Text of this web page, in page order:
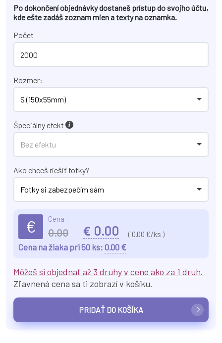
Po dokončení objednávky dostaneš prístup do svojho účtu,
kde ešte zadáš zoznam mien a texty naoznamka.
Počet
Rozmer:
S (150x55mm)
Špeciálny efekt
Bez efektu
Ako chceš riešiť fotky?
Fotky si zabezpečím sám
€ Cena
0.00 € 0.00 ( 0.00 €/ks )
Cena na žiaka pri 50 ks: 0.00 €
Môžeš si objednať až 3 druhy v cene ako za 1 druh.
Zľavnená cena sa ti zobrazí v košíku.
PRIDAŤ DO KOŠÍKA